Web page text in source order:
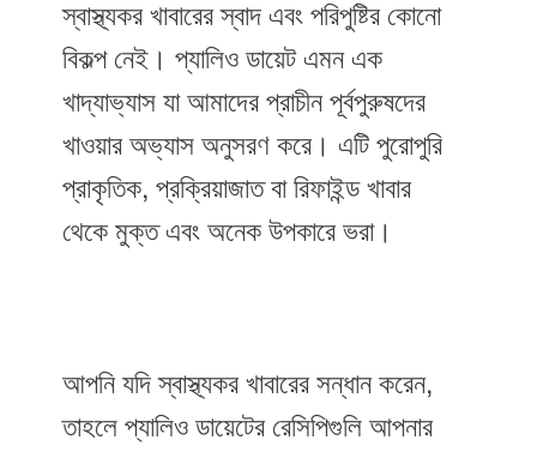
স্বাস্থ্যকর খাবারের স্বাদ এবং পরিপুষ্টির কোনো
বিকল্প নেই। প্যালিও ডায়েট এমন এক
খাদ্যাভ্যাস যা আমাদের প্রাচীন পূর্বপুরুষদের
খাওয়ার অভ্যাস অনুসরণ করে। এটি পুরোপুরি
প্রাকৃতিক, প্রক্রিয়াজাত বা রিফাইন্ড খাবার
থেকে মুক্ত এবং অনেক উপকারে ভরা।
আপনি যদি স্বাস্থ্যকর খাবারের সন্ধান করেন,
তাহলে প্যালিও ডায়েটের রেসিপিগুলি আপনার